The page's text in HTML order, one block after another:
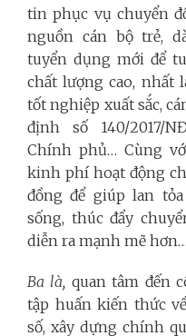
tin phục vụ chuyển
nguồn cán bộ trẻ,
tuyển dụng mới để
chất lượng cao, nhất
tốt nghiệp xuất sắc,
định số 140/2017/
Chính phủ… Cùng
kinh phí hoạt động
đồng để giúp lan
sống, thúc đẩy
diễn ra mạnh mẽ hơn…
Ba là, quan tâm đến
tập huấn kiến thức
số, xây dựng chính